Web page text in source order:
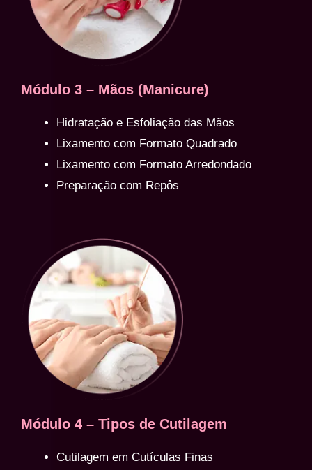
Módulo 3 – Mãos (Manicure)
Hidratação e Esfoliação das Mãos
Lixamento com Formato Quadrado
Lixamento com Formato Arredondado
Preparação com Repôs
Módulo 4 – Tipos de Cutilagem
Cutilagem em Cutículas Finas